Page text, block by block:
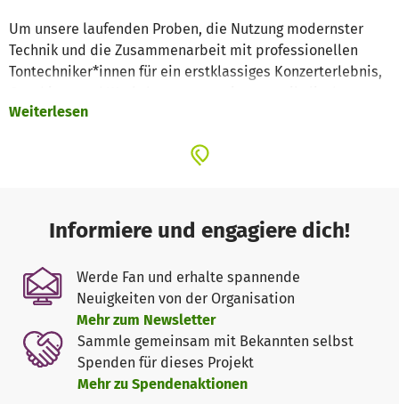
Um unsere laufenden Proben, die Nutzung modernster
Technik und die Zusammenarbeit mit professionellen
Tontechniker*innen für ein erstklassiges Konzerterlebnis,
Weiterentwicklung, jährliche Probenwochenenden, Reisen
Austauschprojekte mit anderen Chören sowie eigene
Jede Spende, die uns und unsere Arbeit unterstützt, hilft
uns sehr dabei, unsere musikalische Vision weiter
voranzutreiben. 🙏🏻❤️
Weiterlesen
Informiere und engagiere dich!
Werde Fan und erhalte spannende
Neuigkeiten von der Organisation
Mehr zum Newsletter
Sammle gemeinsam mit Bekannten selbst
Spenden für dieses Projekt
Mehr zu Spendenaktionen